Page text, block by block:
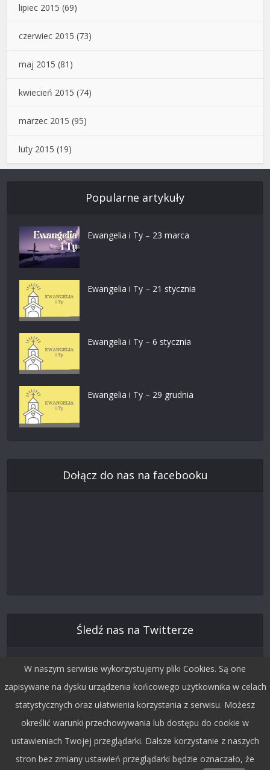
lipiec 2015 (69)
czerwiec 2015 (73)
maj 2015 (81)
kwiecień 2015 (74)
marzec 2015 (95)
luty 2015 (19)
Popularne artykuły
Ewangelia i Ty – 23 marca
Ewangelia i Ty – 21 stycznia
Ewangelia i Ty – 6 stycznia
Ewangelia i Ty – 29 grudnia
Dołącz do nas na facebooku
Śledź nas na Twitterze
W naszym serwisie wykorzystujemy pliki Cookies. Są one
zapisywane na dysku urządzenia końcowego użytkownika w celach
statystycznych oraz ułatwienia korzystania z serwisu. Możesz
określić warunki przechowywania lub dostępu do cookie w
ustawieniach Twojej przeglądarki. Dalsze korzystanie z naszych
stron bez zmiany ustawień przeglądarki będzie oznaczało, że